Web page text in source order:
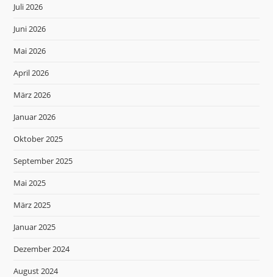
Juli 2026
Juni 2026
Mai 2026
April 2026
März 2026
Januar 2026
Oktober 2025
September 2025
Mai 2025
März 2025
Januar 2025
Dezember 2024
August 2024